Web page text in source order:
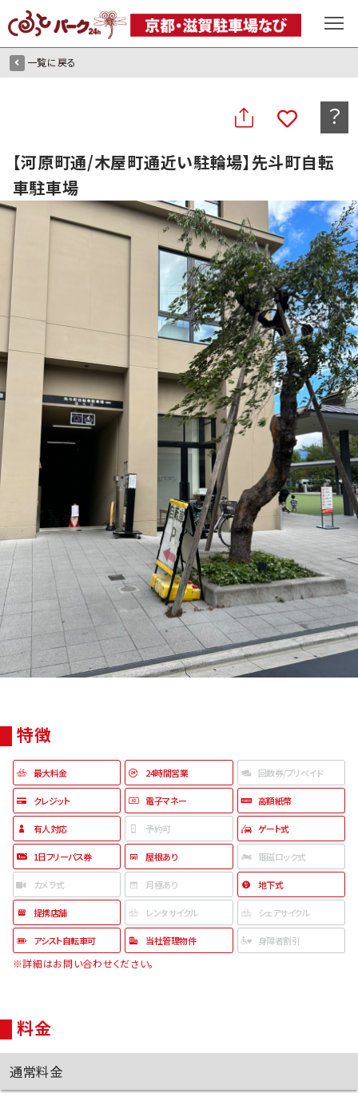
一覧に戻る
？
【河原町通/木屋町通近い駐輪場】先斗町自転
車駐車場
特徴
最大料金 24時間営業 回数券/プリペイド
クレジット 電子マネー 高額紙幣
有人対応 予約可 ゲート式
1日フリーパス券 屋根あり 電磁ロック式
カメラ式 月極あり 地下式
提携店舗 レンタサイクル シェアサイクル
アシスト自転車可 当社管理物件 身障者割引
※詳細はお問い合わせください。
料金
通常料金